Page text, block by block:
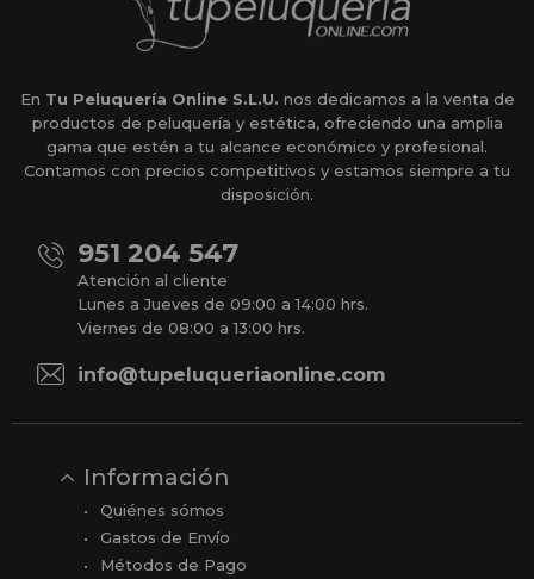
En Tu Peluquería Online S.L.U. nos dedicamos a la venta de
productos de peluquería y estética, ofreciendo una amplia
gama que estén a tu alcance económico y profesional.
Contamos con precios competitivos y estamos siempre a tu
disposición.
951 204 547
Atención al cliente
Lunes a Jueves de 09:00 a 14:00 hrs.
Viernes de 08:00 a 13:00 hrs.
info@tupeluqueriaonline.com
Información
Quiénes sómos
Gastos de Envío
Métodos de Pago